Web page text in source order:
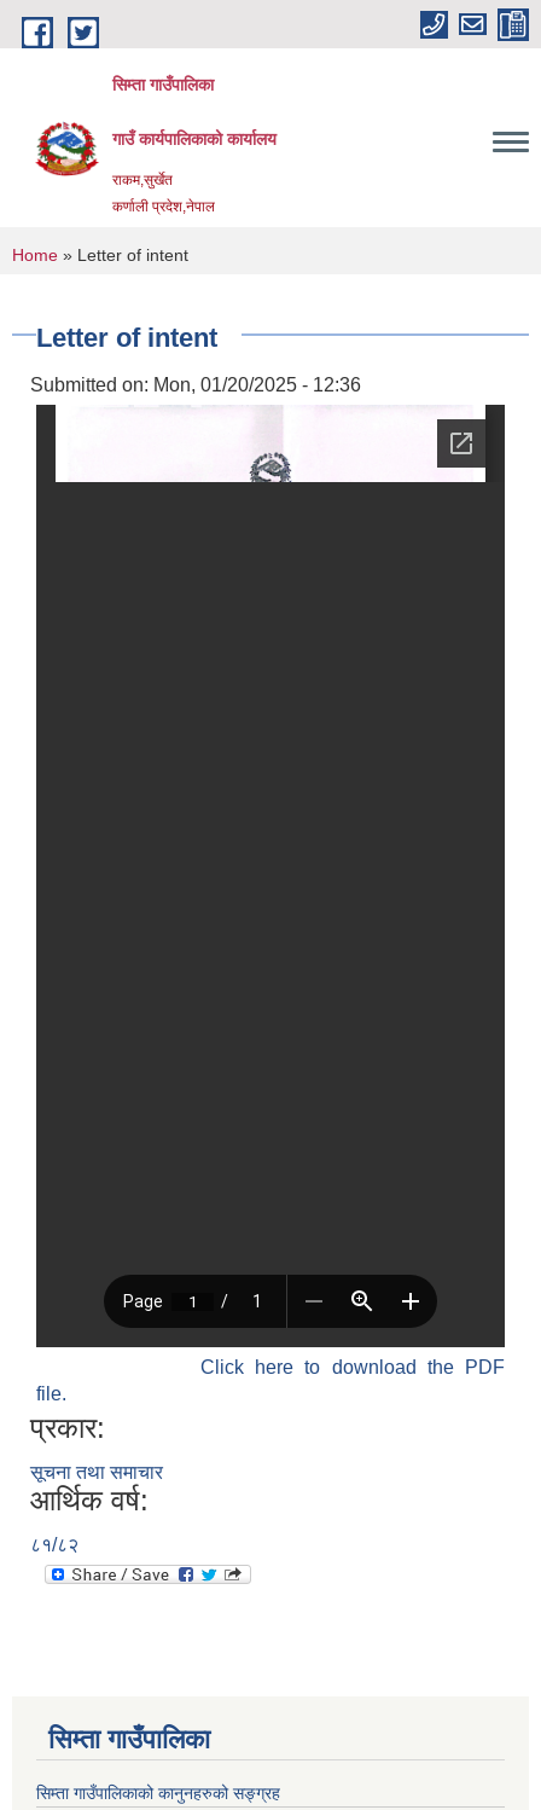
Skip to main content
सिम्ता गाउँपालिका
गाउँ कार्यपालिकाको कार्यालय
राकम,सुर्खेत
कर्णाली प्रदेश,नेपाल
You are here
Home » Letter of intent
Letter of intent
Submitted on: Mon, 01/20/2025 - 12:36
Click here to download the PDF
file.
प्रकार:
सूचना तथा समाचार
आर्थिक वर्ष:
८१/८२
सिम्ता गाउँपालिका
सिम्ता गाउँपालिकाको कानुनहरुको सङ्ग्रह